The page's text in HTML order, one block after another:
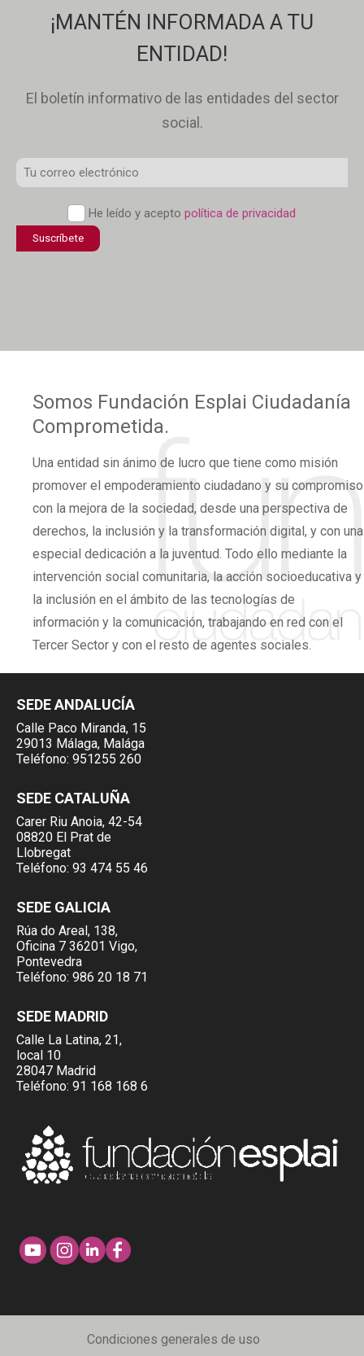
¡MANTÉN INFORMADA A TU
ENTIDAD!
El boletín informativo de las entidades del sector
social.
Correo
He leído y acepto política de privacidad
Somos Fundación Esplai Ciudadanía
Comprometida.
Una entidad sin ánimo de lucro que tiene como misión
promover el empoderamiento ciudadano y su compromiso
con la mejora de la sociedad, desde una perspectiva de
derechos, la inclusión y la transformación digital, y con una
especial dedicación a la juventud. Todo ello mediante la
intervención social comunitaria, la acción socioeducativa y
la inclusión en el ámbito de las tecnologías de
información y la comunicación, trabajando en red con el
Tercer Sector y con el resto de agentes sociales.
SEDE ANDALUCÍA
Calle Paco Miranda, 15
29013 Málaga, Malága
Teléfono: 951255 260
SEDE CATALUÑA
Carer Riu Anoia, 42-54
08820 El Prat de
Llobregat
Teléfono: 93 474 55 46
SEDE GALICIA
Rúa do Areal, 138,
Oficina 7 36201 Vigo,
Pontevedra
Teléfono: 986 20 18 71
SEDE MADRID
Calle La Latina, 21,
local 10
28047 Madrid
Teléfono: 91 168 168 6
Condiciones generales de uso